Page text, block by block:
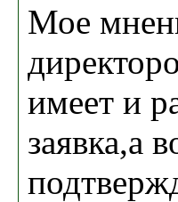
Мое
имеет и
заявка,а